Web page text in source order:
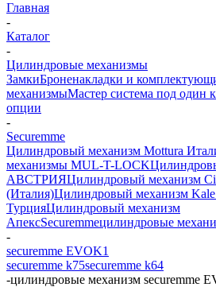
Главная
-
Каталог
-
Цилиндровые механизмы
ЗамкиБроненакладки и
механизмыМастер система под один
опции
-
Securemme
Цилиндровый механизм Mottura
механизмы MUL-T-LOCK
АВСТРИЯЦилиндровый механизм
(Италия)Цилиндровый механизм
ТурцияЦилиндровый механизм
АпексSecuremmeцилиндровые
-
securemme EVOK1
securemme k75securemme k64
-цилиндровые механизм securemme